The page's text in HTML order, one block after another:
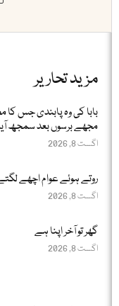
مزید تحاریر
بابا کی وہ پابندی جس
مجھے برسوں بعد سمجھ
اگست 8, 2026
روتے ہوئے عوام اچھے
اگست 8, 2026
گھر تو آخر اپنا ہے
اگست 8, 2026